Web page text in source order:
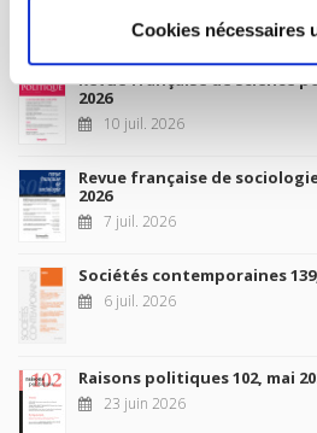
Cookies nécessaires
New Releases
Revue française de science
2026
10 juil. 2026
Revue française de
2026
7 juil. 2026
Sociétés contemporaines
6 juil. 2026
Raisons politiques 102, mai
23 juin 2026